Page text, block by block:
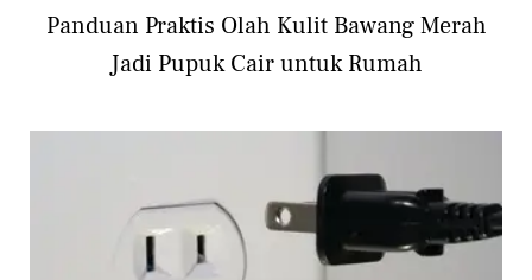
Panduan Praktis Olah Kulit Bawang Merah
Jadi Pupuk Cair untuk Rumah